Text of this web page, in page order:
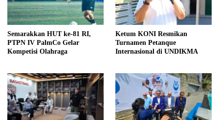
Semarakkan HUT ke-81 RI,
PTPN IV PalmCo Gelar
Kompetisi Olahraga
Ketum KONI Resmikan
Turnamen Petanque
Internasional di UNDIKMA